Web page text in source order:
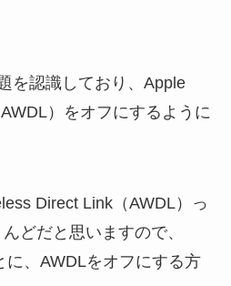
を認識しており、Apple
）をオフにするように
Direct Link（AWDL）っ
どだと思いますので、
に、AWDLをオフにする方